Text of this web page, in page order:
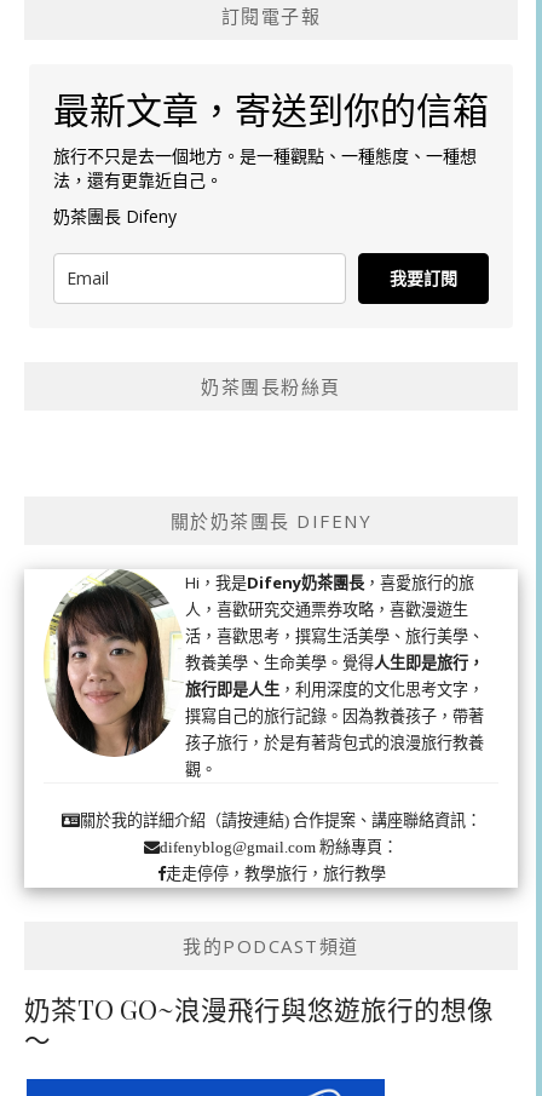
訂閱電子報
最新文章，寄送到你的信箱
旅行不只是去一個地方。是一種觀點、一種態度、一種想
法，還有更靠近自己。
奶茶團長 Difeny
我要訂閱
奶茶團長粉絲頁
關於奶茶團長 DIFENY
Hi，我是Difeny奶茶團長 ，喜愛旅行的旅
人，喜歡研究交通票券攻略，喜歡漫遊生
活，喜歡思考，撰寫生活美學、旅行美學、
教養美學、生命美學。覺得人生即是旅行，
旅行即是人生 ，利用深度的文化思考文字，
撰寫自己的旅行記錄。因為教養孩子，帶著
孩子旅行，於是有著背包式的浪漫旅行教養
觀。
關於我的詳細介紹（請按連結)合作提案、講座聯絡資訊：
difenyblog@gmail.com 粉絲專頁：
走走停停，教學旅行，旅行教學
我的PODCAST頻道
奶茶TO GO~浪漫飛行與悠遊旅行的想像
～